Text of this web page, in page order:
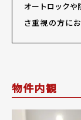
オートロックや
さ重視の方にお
物件内観